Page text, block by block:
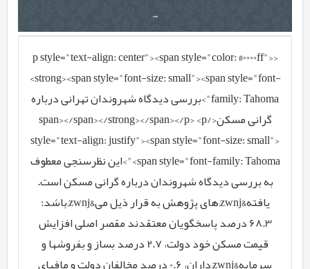
-
<p style="text-align: center"><span style="color: #0000ff">
<strong><span style="font-size: small"><span style="font-
family: Tahoma">بررسی دیدگاه شهروندان تهرانی درباره
گرانی مسکن</span></span></strong></span></p> <p
style="text-align: justify"><span style="font-size: small">
<span style="font-family: Tahoma">این نظرسنجی معطوف
به بررسی دیدگاه شهروندان درباره گرانی مسکن است.
یافته&zwnj;های پژوهش به قرار ذیل می&zwnj;باشد:
68.3 درصد پاسخگویان معتقدند مقصر اصلی افزایش
قیمت مسکن خود دولت، 2.7 درصد بساز و بفروشها و